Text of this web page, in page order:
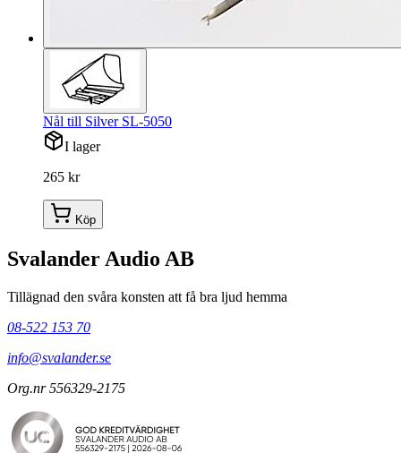
Nål till Silver SL-5050
I lager
265 kr
Köp
Svalander Audio AB
Tillägnad den svåra konsten att få bra ljud hemma
08-522 153 70
info@svalander.se
Org.nr 556329-2175